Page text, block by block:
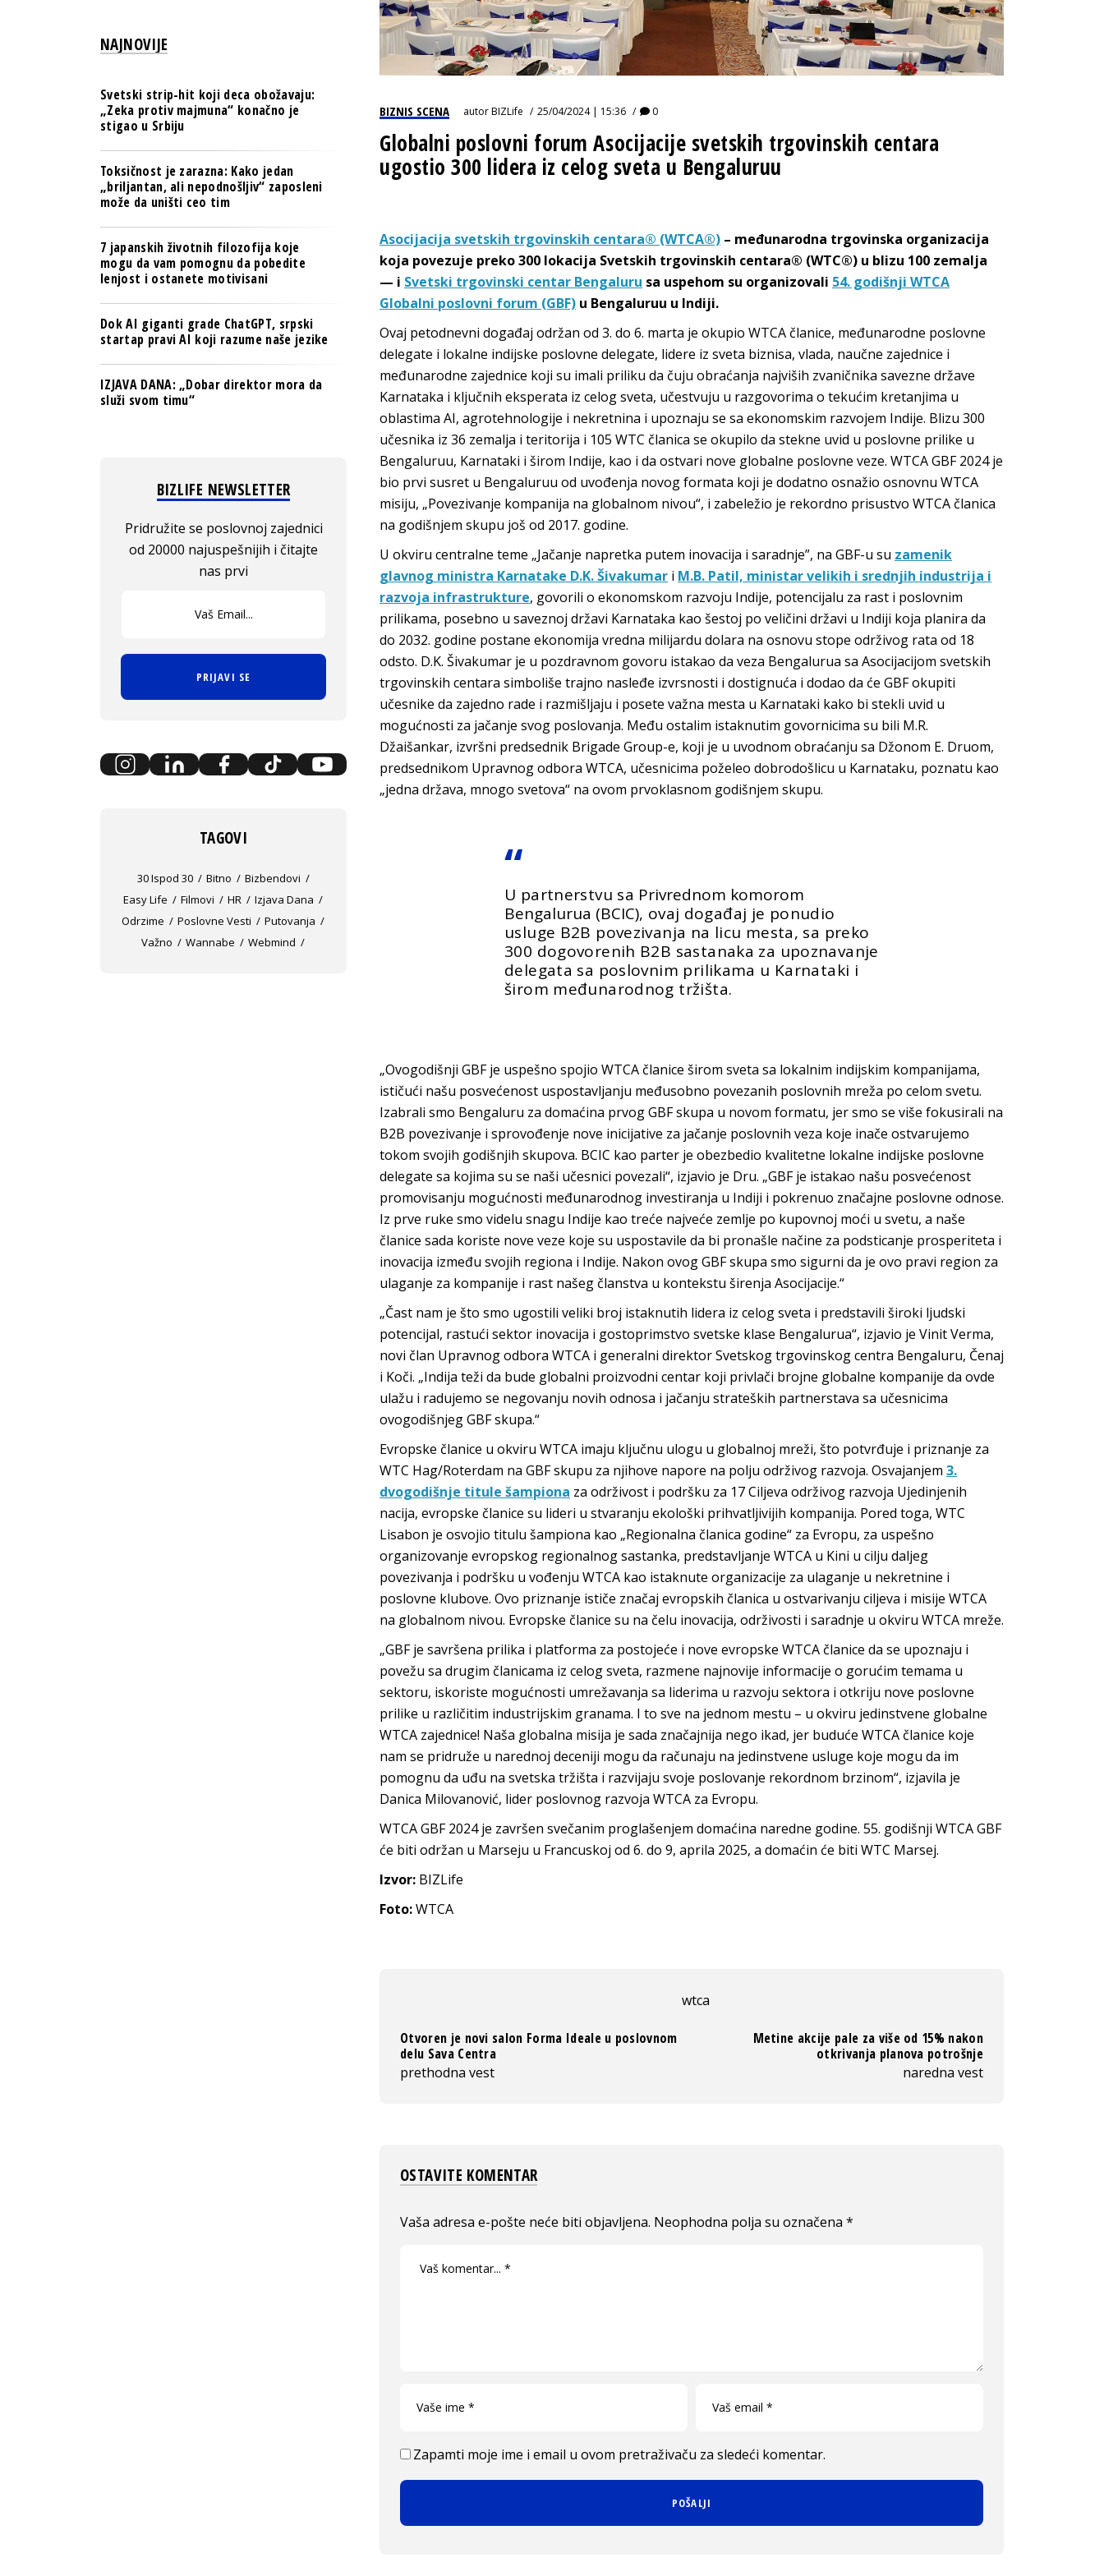
IZJAVA GODINE
BIZNIS SCENA autorBIZLife 25/04/2024 | 15:36 0
Globalni poslovni forum Asocijacije svetskih trgovinskih centara
ugostio 300 lidera iz celog sveta u Bengaluruu
Asocijacija svetskih trgovinskih centara® (WTCA®) – međunarodna trgovinska organizacija
koja povezuje preko 300 lokacija Svetskih trgovinskih centara® (WTC®) u blizu 100 zemalja
— i Svetski trgovinski centar Bengaluru sa uspehom su organizovali 54. godišnji WTCA
Globalni poslovni forum (GBF) u Bengaluruu u Indiji.
Ovaj petodnevni događaj održan od 3. do 6. marta je okupio WTCA članice, međunarodne poslovne
delegate i lokalne indijske poslovne delegate, lidere iz sveta biznisa, vlada, naučne zajednice i
međunarodne zajednice koji su imali priliku da čuju obraćanja najviših zvaničnika savezne države
Karnataka i ključnih eksperata iz celog sveta, učestvuju u razgovorima o tekućim kretanjima u
oblastima AI, agrotehnologije i nekretnina i upoznaju se sa ekonomskim razvojem Indije. Blizu 300
učesnika iz 36 zemalja i teritorija i 105 WTC članica se okupilo da stekne uvid u poslovne prilike u
Bengaluruu, Karnataki i širom Indije, kao i da ostvari nove globalne poslovne veze. WTCA GBF 2024 je
bio prvi susret u Bengaluruu od uvođenja novog formata koji je dodatno osnažio osnovnu WTCA
misiju, „Povezivanje kompanija na globalnom nivou“, i zabeležio je rekordno prisustvo WTCA članica
na godišnjem skupu još od 2017. godine.
U okviru centralne teme „Jačanje napretka putem inovacija i saradnje”, na GBF-u su zamenik
glavnog ministra Karnatake D.K. Šivakumar i M.B. Patil, ministar velikih i srednjih industrija i
razvoja infrastrukture, govorili o ekonomskom razvoju Indije, potencijalu za rast i poslovnim
prilikama, posebno u saveznoj državi Karnataka kao šestoj po veličini državi u Indiji koja planira da
do 2032. godine postane ekonomija vredna milijardu dolara na osnovu stope održivog rata od 18
odsto. D.K. Šivakumar je u pozdravnom govoru istakao da veza Bengalurua sa Asocijacijom svetskih
trgovinskih centara simboliše trajno nasleđe izvrsnosti i dostignuća i dodao da će GBF okupiti
učesnike da zajedno rade i razmišljaju i posete važna mesta u Karnataki kako bi stekli uvid u
mogućnosti za jačanje svog poslovanja. Među ostalim istaknutim govornicima su bili M.R.
Džaišankar, izvršni predsednik Brigade Group-e, koji je u uvodnom obraćanju sa Džonom E. Druom,
predsednikom Upravnog odbora WTCA, učesnicima poželeo dobrodošlicu u Karnataku, poznatu kao
„jedna država, mnogo svetova“ na ovom prvoklasnom godišnjem skupu.
U partnerstvu sa Privrednom komorom
Bengalurua (BCIC), ovaj događaj je ponudio
usluge B2B povezivanja na licu mesta, sa preko
300 dogovorenih B2B sastanaka za upoznavanje
delegata sa poslovnim prilikama u Karnataki i
širom međunarodnog tržišta.
„Ovogodišnji GBF je uspešno spojio WTCA članice širom sveta sa lokalnim indijskim kompanijama,
ističući našu posvećenost uspostavljanju međusobno povezanih poslovnih mreža po celom svetu.
Izabrali smo Bengaluru za domaćina prvog GBF skupa u novom formatu, jer smo se više fokusirali na
B2B povezivanje i sprovođenje nove inicijative za jačanje poslovnih veza koje inače ostvarujemo
tokom svojih godišnjih skupova. BCIC kao parter je obezbedio kvalitetne lokalne indijske poslovne
delegate sa kojima su se naši učesnici povezali“, izjavio je Dru. „GBF je istakao našu posvećenost
promovisanju mogućnosti međunarodnog investiranja u Indiji i pokrenuo značajne poslovne odnose.
Iz prve ruke smo videlu snagu Indije kao treće najveće zemlje po kupovnoj moći u svetu, a naše
članice sada koriste nove veze koje su uspostavile da bi pronašle načine za podsticanje prosperiteta i
inovacija između svojih regiona i Indije. Nakon ovog GBF skupa smo sigurni da je ovo pravi region za
ulaganje za kompanije i rast našeg članstva u kontekstu širenja Asocijacije.“
„Čast nam je što smo ugostili veliki broj istaknutih lidera iz celog sveta i predstavili široki ljudski
potencijal, rastući sektor inovacija i gostoprimstvo svetske klase Bengalurua“, izjavio je Vinit Verma,
novi član Upravnog odbora WTCA i generalni direktor Svetskog trgovinskog centra Bengaluru, Čenaj
i Koči. „Indija teži da bude globalni proizvodni centar koji privlači brojne globalne kompanije da ovde
ulažu i radujemo se negovanju novih odnosa i jačanju strateških partnerstava sa učesnicima
ovogodišnjeg GBF skupa.“
Evropske članice u okviru WTCA imaju ključnu ulogu u globalnoj mreži, što potvrđuje i priznanje za
WTC Hag/Roterdam na GBF skupu za njihove napore na polju održivog razvoja. Osvajanjem 3.
dvogodišnje titule šampiona za održivost i podršku za 17 Ciljeva održivog razvoja Ujedinjenih
nacija, evropske članice su lideri u stvaranju ekološki prihvatljivijih kompanija. Pored toga, WTC
Lisabon je osvojio titulu šampiona kao „Regionalna članica godine“ za Evropu, za uspešno
organizovanje evropskog regionalnog sastanka, predstavljanje WTCA u Kini u cilju daljeg
povezivanja i podršku u vođenju WTCA kao istaknute organizacije za ulaganje u nekretnine i
poslovne klubove. Ovo priznanje ističe značaj evropskih članica u ostvarivanju ciljeva i misije WTCA
na globalnom nivou. Evropske članice su na čelu inovacija, održivosti i saradnje u okviru WTCA mreže.
„GBF je savršena prilika i platforma za postojeće i nove evropske WTCA članice da se upoznaju i
povežu sa drugim članicama iz celog sveta, razmene najnovije informacije o gorućim temama u
sektoru, iskoriste mogućnosti umrežavanja sa liderima u razvoju sektora i otkriju nove poslovne
prilike u različitim industrijskim granama. I to sve na jednom mestu – u okviru jedinstvene globalne
WTCA zajednice! Naša globalna misija je sada značajnija nego ikad, jer buduće WTCA članice koje
nam se pridruže u narednoj deceniji mogu da računaju na jedinstvene usluge koje mogu da im
pomognu da uđu na svetska tržišta i razvijaju svoje poslovanje rekordnom brzinom“, izjavila je
Danica Milovanović, lider poslovnog razvoja WTCA za Evropu.
WTCA GBF 2024 je završen svečanim proglašenjem domaćina naredne godine. 55. godišnji WTCA GBF
će biti održan u Marseju u Francuskoj od 6. do 9, aprila 2025, a domaćin će biti WTC Marsej.
Izvor: BIZLife
Foto:WTCA
wtca
Otvoren je novi salon Forma Ideale u poslovnom
delu Sava Centra
prethodna vest
Metine akcije pale za više od 15% nakon
otkrivanja planova potrošnje
naredna vest
OSTAVITE KOMENTAR
Vaša adresa e-pošte neće biti objavljena. Neophodna polja su označena *
Zapamti moje ime i email u ovom pretraživaču za sledeći komentar.
NAJNOVIJE
Svetski strip-hit koji deca obožavaju:
„Zeka protiv majmuna“ konačno je
stigao u Srbiju
Toksičnost je zarazna: Kako jedan
„briljantan, ali nepodnošljiv“ zaposleni
može da uništi ceo tim
7 japanskih životnih filozofija koje
mogu da vam pomognu da pobedite
lenjost i ostanete motivisani
Dok AI giganti grade ChatGPT, srpski
startap pravi AI koji razume naše jezike
IZJAVA DANA: „Dobar direktor mora da
služi svom timu“
BIZLIFE NEWSLETTER
Pridružite se poslovnoj zajednici
od 20000 najuspešnijih i čitajte
nas prvi
PRIJAVI SE
TAGOVI
30 Ispod 30 Bitno
Bizbendovi
Easy Life
Filmovi HR
Izjava Dana
Odrzime
Poslovne Vesti
Putovanja
Važno
Wannabe Webmind